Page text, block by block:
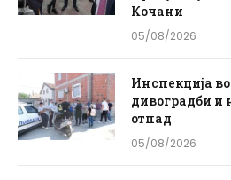
Кочани
05/08/2026
Инспекција
дивоградби и
отпад
05/08/2026